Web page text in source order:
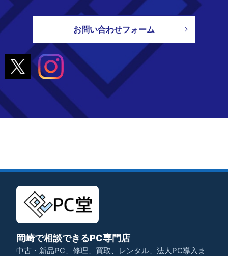
お問い合わせフォーム
岡崎で相談できるPC専門店
中古・新品PC、修理、買取、レンタル、法人PC導入ま